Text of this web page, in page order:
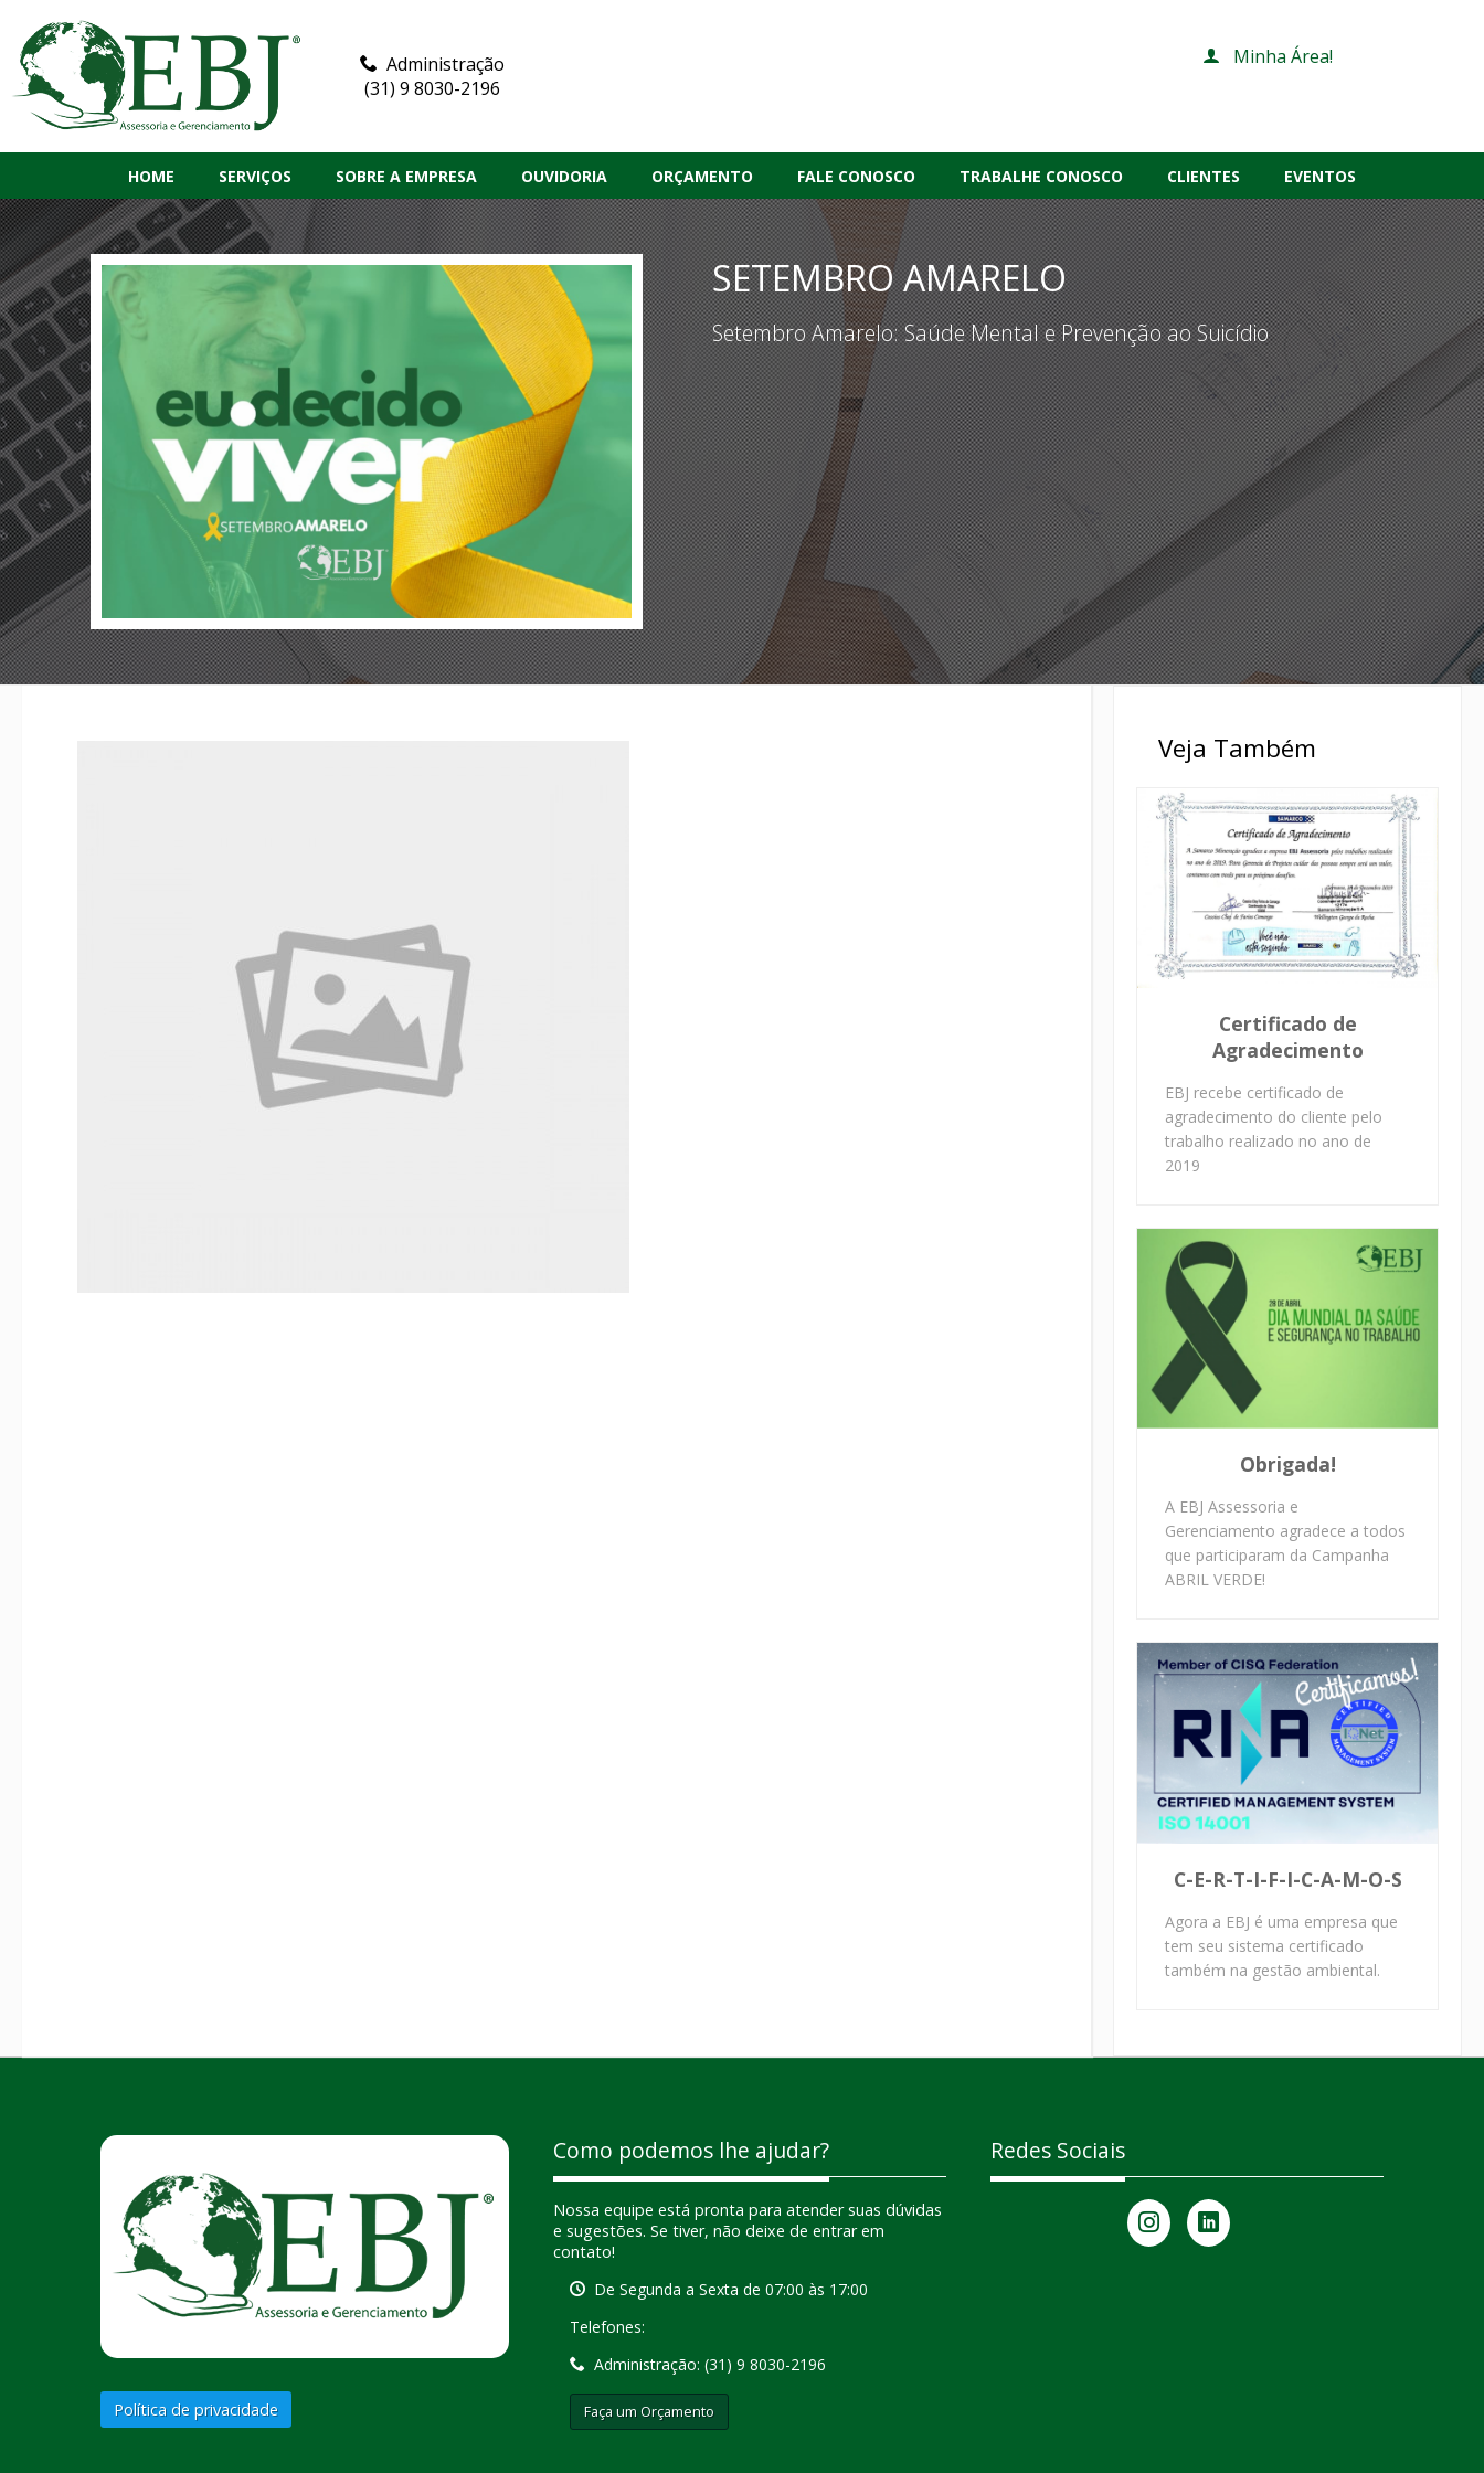
Administração
(31) 9 8030-2196
Minha Área!
HOME SERVIÇOS SOBRE A EMPRESA OUVIDORIA ORÇAMENTO FALE CONOSCO TRABALHE CONOSCO CLIENTES EVENTOS
SETEMBRO AMARELO
Setembro Amarelo: Saúde Mental e Prevenção ao Suicídio
Veja Também
Certificado de
Agradecimento
EBJ recebe certificado de
agradecimento do cliente pelo
trabalho realizado no ano de
2019
Obrigada!
A EBJ Assessoria e
Gerenciamento agradece a todos
que participaram da Campanha
ABRIL VERDE!
C-E-R-T-I-F-I-C-A-M-O-S
Agora a EBJ é uma empresa que
tem seu sistema certificado
também na gestão ambiental.
Política de privacidade
Como podemos lhe ajudar?
Nossa equipe está pronta para atender suas dúvidas
e sugestões. Se tiver, não deixe de entrar em
contato!
De Segunda a Sexta de 07:00 às 17:00
Telefones:
Administração:(31) 9 8030-2196
Faça um Orçamento
Redes Sociais